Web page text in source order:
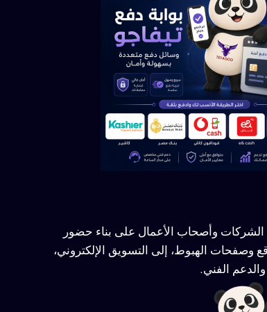
الشركات وأصحاب الأعمال على بناء حضور
وصفحات الهبوط، إلى التسويق الإلكتروني،
الفني.